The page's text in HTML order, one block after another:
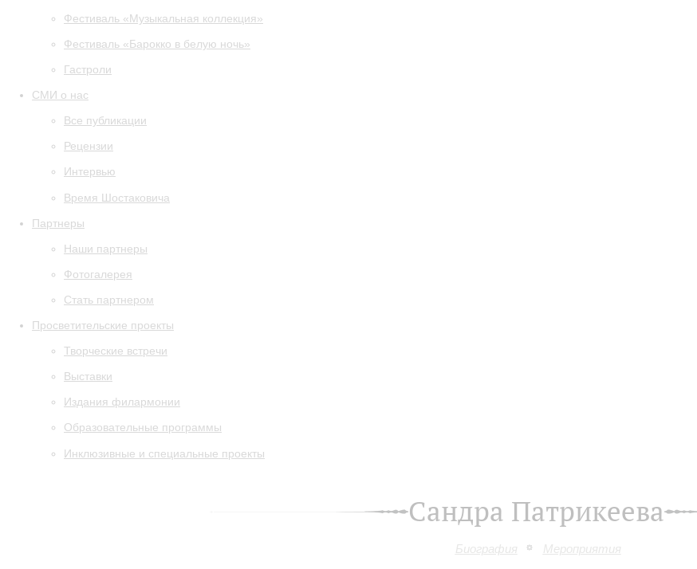
Фестиваль «Музыкальная коллекция»
Фестиваль «Барокко в белую ночь»
Гастроли
СМИ о нас
Все публикации
Рецензии
Интервью
Время Шостаковича
Партнеры
Наши партнеры
Фотогалерея
Стать партнером
Просветительские проекты
Творческие встречи
Выставки
Издания филармонии
Образовательные программы
Инклюзивные и специальные проекты
Сандра Патрикеева
Биография Мероприятия